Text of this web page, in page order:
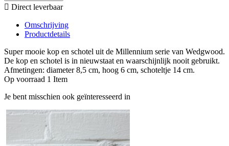
 Direct leverbaar
Omschrijving
Productdetails
Super mooie kop en schotel uit de Millennium serie van Wedgwood.
De kop en schotel is in nieuwstaat en waarschijnlijk nooit gebruikt.
Afmetingen: diameter 8,5 cm, hoog 6 cm, schoteltje 14 cm.
Op voorraad 1 Item
Je bent misschien ook geïnteresseerd in